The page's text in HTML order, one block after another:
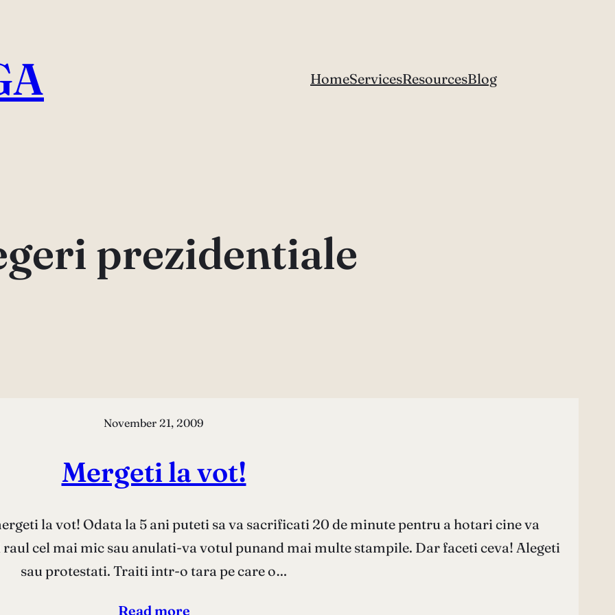
HomeServicesResourcesBlog
prezidentiale
November 21, 2009
Mergeti la vot!
la vot! Odata la 5 ani puteti sa va sacrificati 20 de minute pentru a hotari cine va
cel mai mic sau anulati-va votul punand mai multe stampile. Dar faceti ceva! Alegeti
sau protestati. Traiti intr-o tara pe care o…
Read more